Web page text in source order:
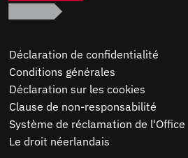
Déclaration de confidentialité
Conditions générales
Déclaration sur les cookies
Clause de non-responsabilité
Système de réclamation de l'Office
Le droit néerlandais